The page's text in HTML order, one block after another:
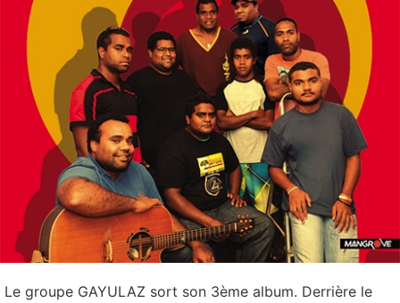
Le groupe GAYULAZ sort son 3ème album. Derrière le